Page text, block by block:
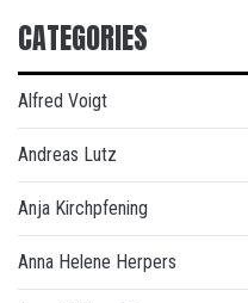
CATEGORIES
Alfred Voigt
Andreas Lutz
Anja Kirchpfening
Anna Helene Herpers